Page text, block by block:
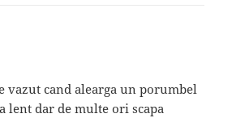
vazut cand alearga un porumbel
lent dar de multe ori scapa